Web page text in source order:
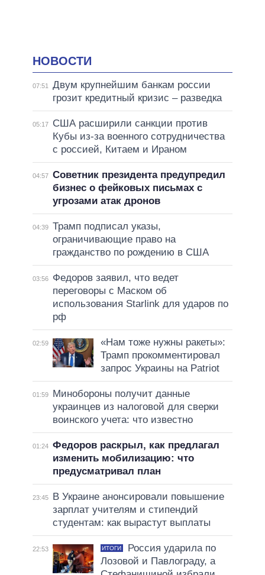
НОВОСТИ
07:51
Двум крупнейшим банкам россии
грозит кредитный кризис – разведка
05:17
США расширили санкции против
Кубы из-за военного сотрудничества
с россией, Китаем и Ираном
04:57 Советник президента предупредил
бизнес о фейковых письмах с
угрозами атак дронов
04:39 Трамп подписал указы,
ограничивающие право на
гражданство по рождению в США
03:56
Федоров заявил, что ведет
переговоры с Маском об
использования Starlink для ударов по
рф
02:59
«Нам тоже нужны ракеты»:
Трамп прокомментировал
запрос Украины на Patriot
01:59
Минобороны получит данные
украинцев из налоговой для сверки
воинского учета: что известно
01:24 Федоров раскрыл, как предлагал
изменить мобилизацию: что
предусматривал план
23:45
В Украине анонсировали повышение
зарплат учителям и стипендий
студентам: как вырастут выплаты
22:53 ИТОГИ
Россия ударила по
Лозовой и Павлограду, а